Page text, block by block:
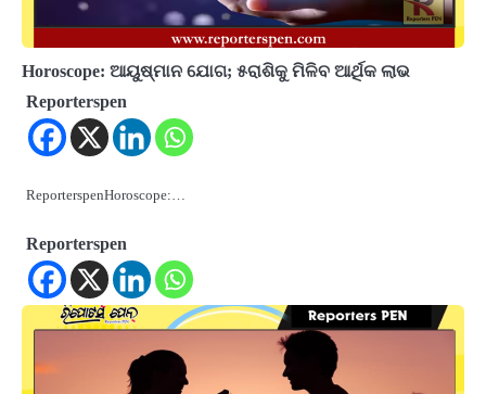
Horoscope: ଆୟୁଷ୍ମାନ ଯୋଗ; ୫ରାଶିକୁ ମିଳିବ ଆର୍ଥିକ ଲାଭ
Reporterspen
ReporterspenHoroscope:…
Reporterspen